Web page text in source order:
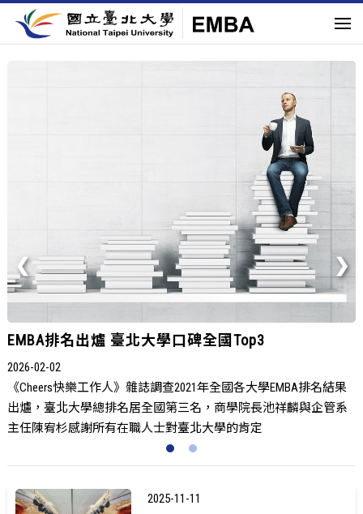
果
系
2026-01-31
師資全國最完整，「雙師制度」兼併理論與實務
2025-11-11